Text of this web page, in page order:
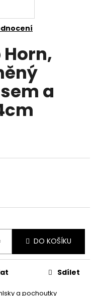
a
DO KOŠÍKU
a pochoutky
Sdílet